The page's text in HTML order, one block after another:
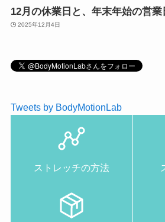
12月の休業日と、年末年始の営
2025年12月4日
Tweets by BodyMotionLab
ストレッチの方法